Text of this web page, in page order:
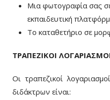
Μια φωτογραφία σας
εκπαιδευτική
To καταθετήριο σε
ΤΡΑΠΕΖΙΚΟΙ
Οι τραπεζικοί
διδάκτρων είναι: